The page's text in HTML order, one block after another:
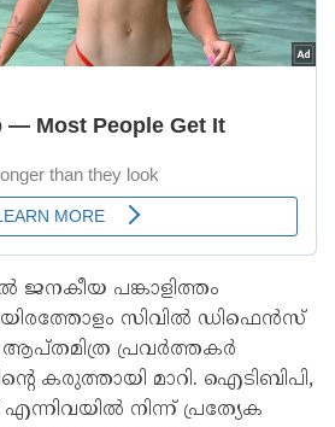
ജനകീയ പങ്കാളിത്തം
സിവിൽ ഡിഫെൻസ്
ആപ്തമിത്ര പ്രവർത്തകർ
കരുത്തായി മാറി. ഐടിബിപി,
നിന്ന് പ്രത്യേക